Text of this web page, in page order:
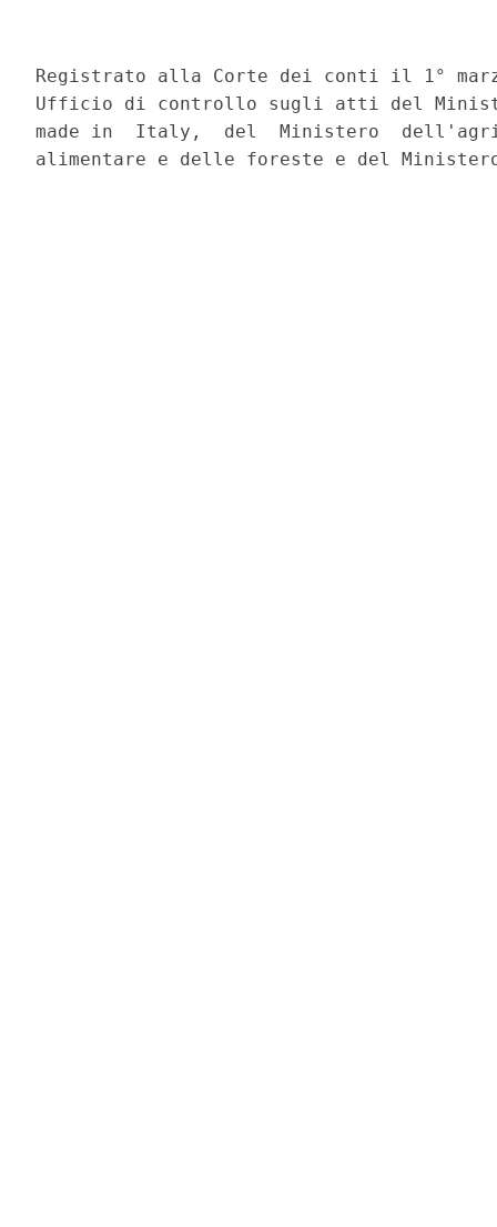
Registrato alla Corte dei conti il 1°
Ufficio di controllo sugli atti del
made in  Italy,  del  Ministero